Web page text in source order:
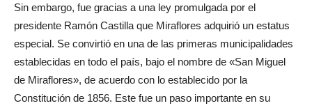
Sin embargo, fue gracias a una ley promulgada por el
presidente Ramón Castilla que Miraflores adquirió un estatus
especial. Se convirtió en una de las primeras municipalidades
establecidas en todo el país, bajo el nombre de «San Miguel
de Miraflores», de acuerdo con lo establecido por la
Constitución de 1856. Este fue un paso importante en su